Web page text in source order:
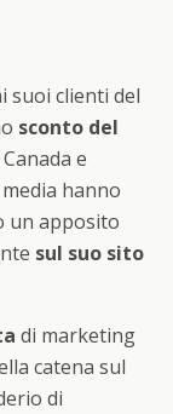
suoi clienti del
sconto del
e
hanno
un apposito
sul suo sito
di marketing
catena sul
di